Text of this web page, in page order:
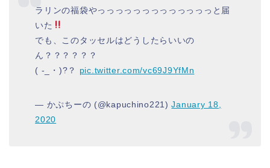
ラリンの福袋やっっっっっっっっっっっっっと届
いた
でも、このタッセルはどうしたらいいの
ん？？？？？？
( -_・)?？ pic.twitter.com/vc69J9YfMn
— かぷちーの (@kapuchino221)January 18,
2020